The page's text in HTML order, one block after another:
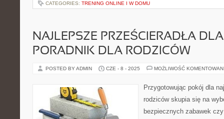
CATEGORIES: TRENING ONLINE I W DOMU
NAJLEPSZE PRZEŚCIERADŁA
PORADNIK DLA RODZICÓW
POSTED BY ADMIN CZE - 8 - 2025 MOŻLIWOŚĆ
Przygotowując pokój dla
rodziców skupia się na
bezpiecznych zabawek